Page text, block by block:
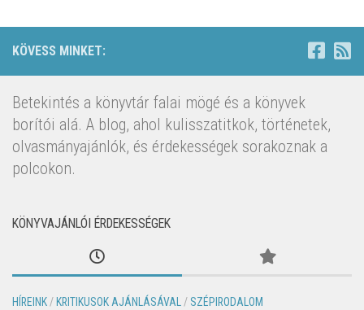
KÖVESS MINKET:
Betekintés a könyvtár falai mögé és a könyvek
borítói alá. A blog, ahol kulisszatitkok, történetek,
olvasmányajánlók, és érdekességek sorakoznak a
polcokon.
KÖNYVAJÁNLÓI ÉRDEKESSÉGEK
HÍREINK /KRITIKUSOK AJÁNLÁSÁVAL / SZÉPIRODALOM